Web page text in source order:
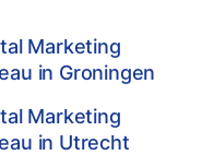
Marketing
in Groningen
Marketing
in Utrecht